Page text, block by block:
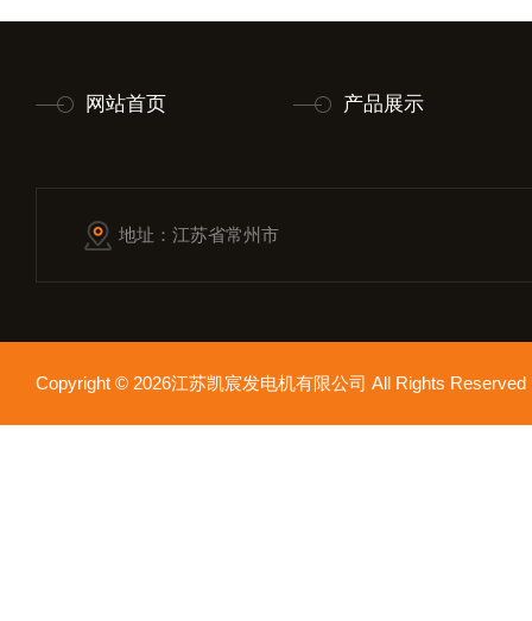
网站首页 产品展示
地址：江苏省常州市
Copyright © 2026江苏凯宸发电机有限公司 All Rights